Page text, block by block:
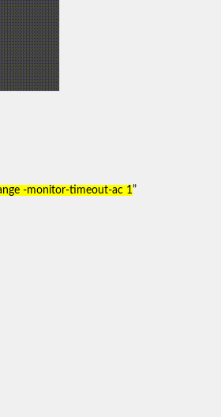
-monitor-timeout-ac 1 ”